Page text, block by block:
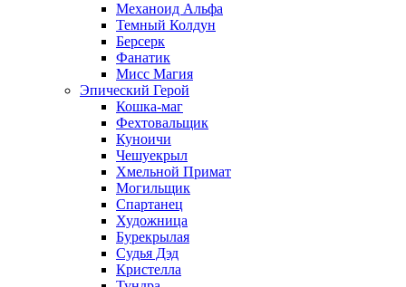
Механоид Альфа
Темный Колдун
Берсерк
Фанатик
Мисс Магия
Эпический Герой
Кошка-маг
Фехтовальщик
Куноичи
Чешуекрыл
Хмельной Примат
Могильщик
Спартанец
Художница
Бурекрылая
Судья Дэд
Кристелла